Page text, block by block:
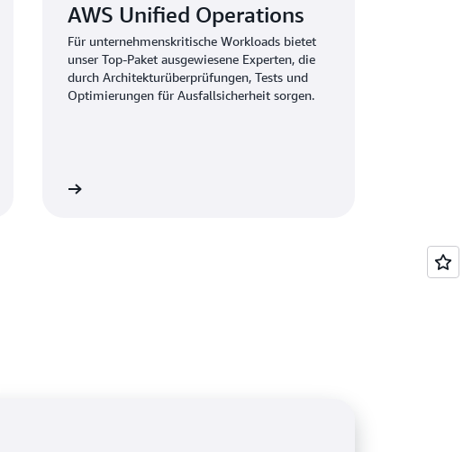
AWS Unified Operations
Für unternehmenskritische Workloads bietet
unser Top-Paket ausgewiesene Experten, die
durch Architekturüberprüfungen, Tests und
Optimierungen für Ausfallsicherheit sorgen.